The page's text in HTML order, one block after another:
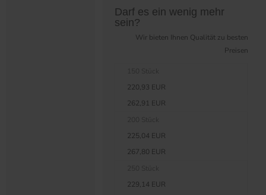
Darf es ein wenig mehr
sein?
Wir bieten Ihnen Qualität zu besten
Preisen
220,93 EUR
262,91 EUR
225,04 EUR
267,80 EUR
229,14 EUR